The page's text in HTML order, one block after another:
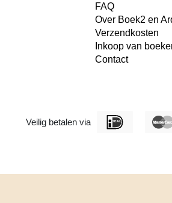
FAQ
Over Boek2 en
Verzendkosten
Inkoop van
Contact
Veilig betalen via